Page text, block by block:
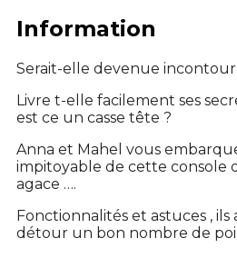
Information
Serait-elle devenue
Livre t-elle facilement ses
est ce un casse tête ?
Anna et Mahel vous
impitoyable de cette console
agace ….
Fonctionnalités et astuces , ils
détour un bon nombre de